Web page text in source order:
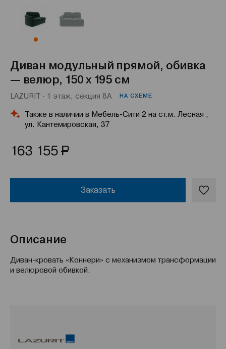
Диван модульный прямой, обивка
— велюр, 150 х 195 см
LAZURIT · 1 этаж, секция 8А НА СХЕМЕ
Также в наличии в Мебель-Сити 2 на ст.м. Лесная ,
ул. Кантемировская, 37
163 155Р
Заказать
Описание
Диван-кровать «Коннери» с механизмом трансформации
и велюровой обивкой.